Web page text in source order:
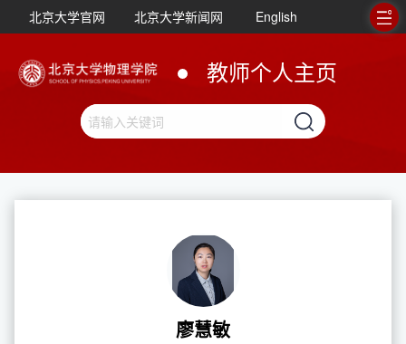
北京大学官网 北京大学新闻网 English
教师个人主页
廖慧敏